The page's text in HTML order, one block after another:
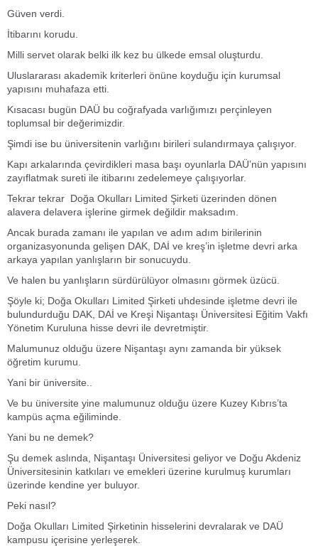
Güven verdi.
İtibarını korudu.
Milli servet olarak belki ilk kez bu ülkede emsal oluşturdu.
Uluslararası akademik kriterleri önüne koyduğu için kurumsal
yapısını muhafaza etti.
Kısacası bugün DAÜ bu coğrafyada varlığımızı perçinleyen
toplumsal bir değerimizdir.
Şimdi ise bu üniversitenin varlığını birileri sulandırmaya çalışıyor.
Kapı arkalarında çevirdikleri masa başı oyunlarla DAÜ’nün yapısını
zayıflatmak sureti ile itibarını zedelemeye çalışıyorlar.
Tekrar tekrar Doğa Okulları Limited Şirketi üzerinden dönen
alavera delavera işlerine girmek değildir maksadım.
Ancak burada zamanı ile yapılan ve adım adım birilerinin
organizasyonunda gelişen DAK, DAİ ve kreş’in işletme devri arka
arkaya yapılan yanlışların bir sonucuydu.
Ve halen bu yanlışların sürdürülüyor olmasını görmek üzücü.
Şöyle ki; Doğa Okulları Limited Şirketi uhdesinde işletme devri ile
bulundurduğu DAK, DAİ ve Kreşi Nişantaşı Üniversitesi Eğitim Vakfı
Yönetim Kuruluna hisse devri ile devretmiştir.
Malumunuz olduğu üzere Nişantaşı aynı zamanda bir yüksek
öğretim kurumu.
Yani bir üniversite..
Ve bu üniversite yine malumunuz olduğu üzere Kuzey Kıbrıs’ta
kampüs açma eğiliminde.
Yani bu ne demek?
Şu demek aslında, Nişantaşı Üniversitesi geliyor ve Doğu Akdeniz
Üniversitesinin katkıları ve emekleri üzerine kurulmuş kurumları
üzerinde kendine yer buluyor.
Peki nasıl?
Doğa Okulları Limited Şirketinin hisselerini devralarak ve DAÜ
kampusu içerisine yerleşerek.